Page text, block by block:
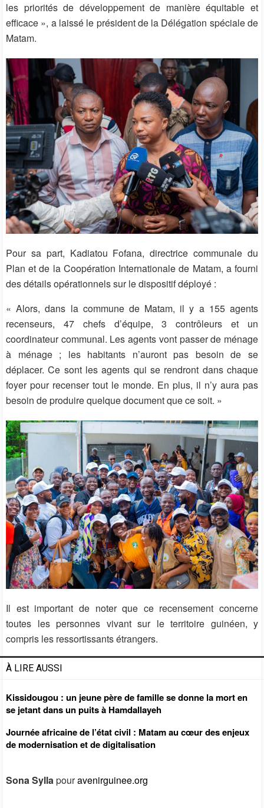
les priorités de développement de manière équitable et
efficace », a laissé le président de la Délégation spéciale de
Matam.
Pour sa part, Kadiatou Fofana, directrice communale du
Plan et de la Coopération Internationale de Matam, a fourni
des détails opérationnels sur le dispositif déployé :
« Alors, dans la commune de Matam, il y a 155 agents
recenseurs, 47 chefs d’équipe, 3 contrôleurs et un
coordinateur communal. Les agents vont passer de ménage
à ménage ; les habitants n’auront pas besoin de se
déplacer. Ce sont les agents qui se rendront dans chaque
foyer pour recenser tout le monde. En plus, il n’y aura pas
besoin de produire quelque document que ce soit. »
Il est important de noter que ce recensement concerne
toutes les personnes vivant sur le territoire guinéen, y
compris les ressortissants étrangers.
À LIRE AUSSI
Kissidougou : un jeune père de famille se donne la mort en
se jetant dans un puits à Hamdallayeh
Journée africaine de l’état civil : Matam au cœur des enjeux
de modernisation et de digitalisation
Sona Syllapouravenirguinee.org